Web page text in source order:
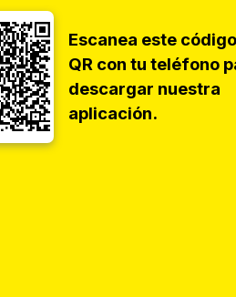
Escanea este código
QR con tu teléfono
descargar nuestra
aplicación.